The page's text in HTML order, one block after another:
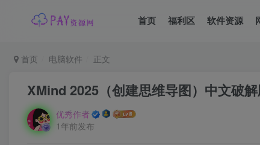
首页 福利区 软件资源
首页 电脑软件 正文
XMind 2025（创建思维导图）中文破
优秀作者
1年前发布